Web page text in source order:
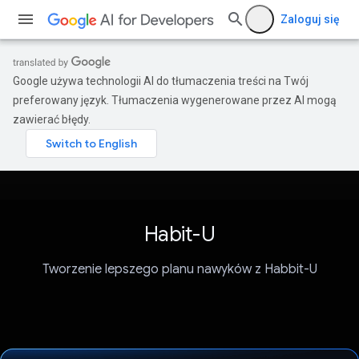
Zaloguj się
Google używa technologii AI do tłumaczenia treści na Twój
preferowany język. Tłumaczenia wygenerowane przez AI mogą
zawierać błędy.
Habit-U
Tworzenie lepszego planu nawyków z Habbit-U